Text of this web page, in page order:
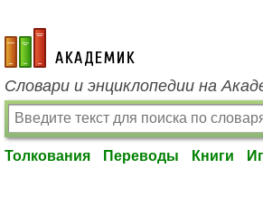
academic.ru
Словари и энциклопедии на
Толкования Переводы Книги